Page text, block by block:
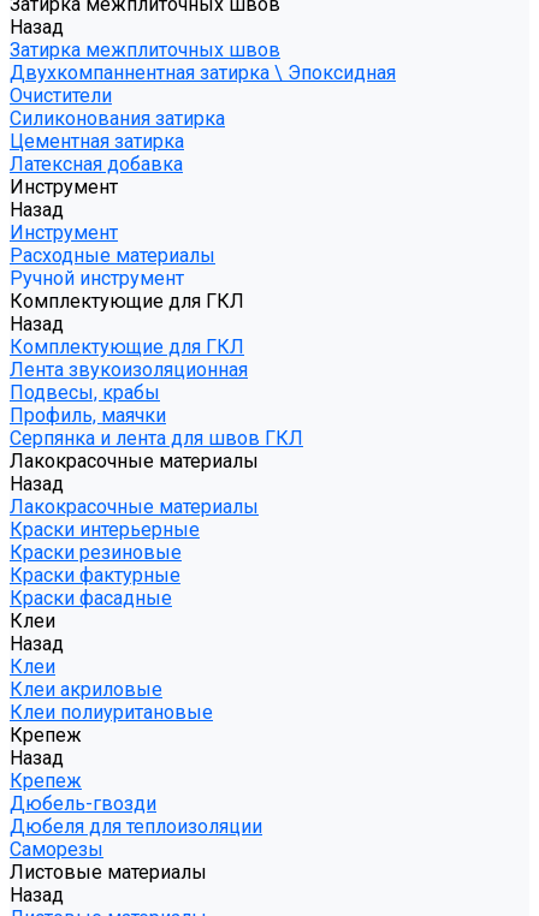
Назад
Затирка межплиточных швов
Двухкомпаннентная затирка \ Эпоксидная
Очистители
Силиконования затирка
Цементная затирка
Латексная добавка
Инструмент
Назад
Инструмент
Расходные материалы
Ручной инструмент
Комплектующие для ГКЛ
Назад
Комплектующие для ГКЛ
Лента звукоизоляционная
Подвесы, крабы
Профиль, маячки
Серпянка и лента для швов ГКЛ
Лакокрасочные материалы
Назад
Лакокрасочные материалы
Краски интерьерные
Краски резиновые
Краски фактурные
Краски фасадные
Клеи
Назад
Клеи
Клеи акриловые
Клеи полиуритановые
Крепеж
Назад
Крепеж
Дюбель-гвозди
Дюбеля для теплоизоляции
Саморезы
Листовые материалы
Назад